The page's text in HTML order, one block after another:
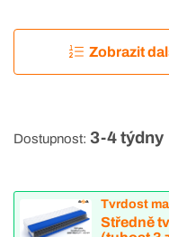
Zobrazit
Dostupnost: 3-4 týdny
Tvrdost
Středně